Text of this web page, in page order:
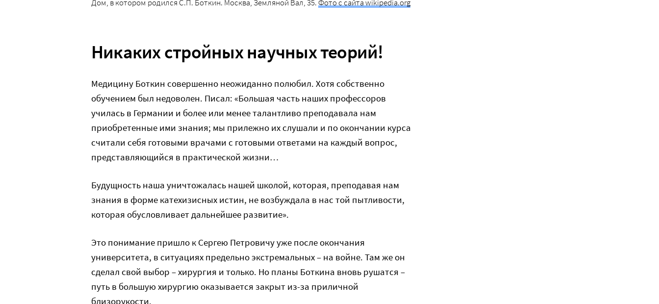
Дом, в котором родился С.П. Боткин. Москва, Земляной Вал, 35.Фото с сайта wikipedia.org
Никаких стройных научных теорий!
Медицину Боткин совершенно неожиданно полюбил. Хотя собственно
обучением был недоволен. Писал: «Большая часть наших профессоров
училась в Германии и более или менее талантливо преподавала нам
приобретенные ими знания; мы прилежно их слушали и по окончании курса
считали себя готовыми врачами с готовыми ответами на каждый вопрос,
представляющийся в практической жизни…
Будущность наша уничтожалась нашей школой, которая, преподавая нам
знания в форме катехизисных истин, не возбуждала в нас той пытливости,
которая обусловливает дальнейшее развитие».
Это понимание пришло к Сергею Петровичу уже после окончания
университета, в ситуациях предельно экстремальных – на войне. Там же он
сделал свой выбор – хирургия и только. Но планы Боткина вновь рушатся –
путь в большую хирургию оказывается закрыт из-за приличной
близорукости.